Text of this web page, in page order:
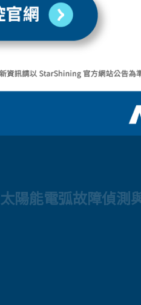
太陽能電弧故障偵測